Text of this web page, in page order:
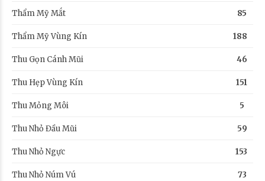
Thẩm Mỹ Mắt 85
Thẩm Mỹ Vùng Kín 188
Thu Gọn Cánh Mũi 46
Thu Hẹp Vùng Kín 151
Thu Mỏng Môi 5
Thu Nhỏ Đầu Mũi 59
Thu Nhỏ Ngực 153
Thu Nhỏ Núm Vú 73